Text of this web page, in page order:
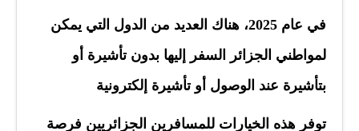
في عام 2025، هناك العديد من
الدول التي يمكن
لمواطني الجزائر السفر إليها بدون تأشيرة أو
بتأشيرة عند الوصول أو تأشيرة إلكترونية
توفر هذه الخيارات للمسافرين الجزائريين فرصة